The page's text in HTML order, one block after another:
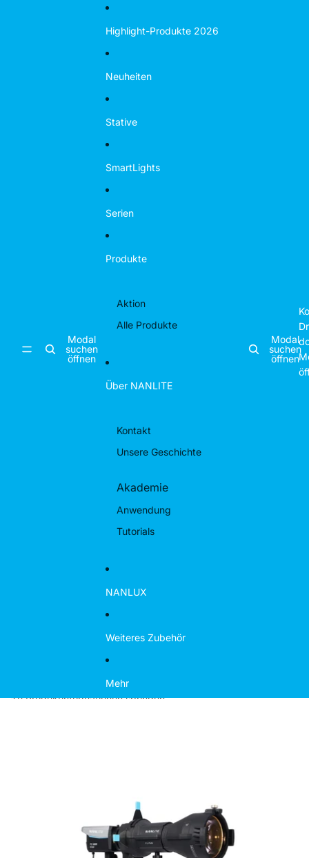
Modal
suchen
öffnen
Highlight-Produkte 2026
Neuheiten
Stative
SmartLights
Serien
Produkte
Aktion
Alle Produkte
Über NANLITE
Kontakt
Unsere Geschichte
Akademie
Anwendung
Tutorials
NANLUX
Weiteres Zubehör
Mehr
Modal
suchen
öffnen
Zu Produktinformationen springen